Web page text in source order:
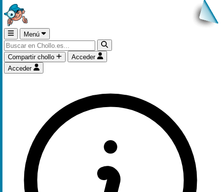
Menú
Compartir chollo
Acceder
Acceder